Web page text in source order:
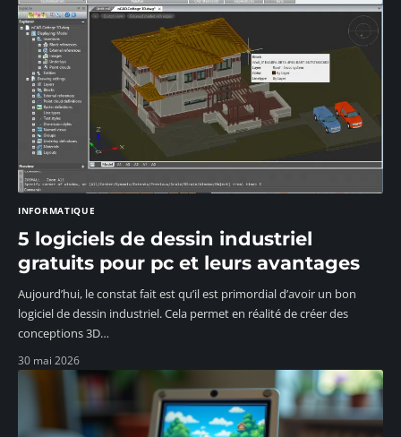
INFORMATIQUE
5 logiciels de dessin industriel
gratuits pour pc et leurs avantages
Aujourd’hui, le constat fait est qu’il est primordial d’avoir un bon
logiciel de dessin industriel. Cela permet en réalité de créer des
conceptions 3D…
30 mai 2026